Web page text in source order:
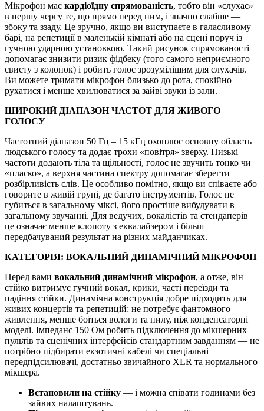
Мікрофон має кардіоїдну спрямованість, тобто він «слухає»
в першу чергу те, що прямо перед ним, і значно слабше —
збоку та ззаду. Це зручно, якщо ви виступаєте в галасливому
барі, на репетиції в маленькій кімнаті або на сцені поруч із
гучною ударною установкою. Такий рисунок спрямованості
допомагає знизити ризик фідбеку (того самого неприємного
свисту з колонок) і робить голос зрозумілішим для слухачів.
Ви можете тримати мікрофон близько до рота, спокійно
рухатися і менше хвилюватися за зайві звуки із зали.
ШИРОКИЙ ДІАПАЗОН ЧАСТОТ ДЛЯ ЖИВОГО
ГОЛОСУ
Частотний діапазон 50 Гц – 15 кГц охоплює основну область
людського голосу та додає трохи «повітря» зверху. Низькі
частоти додають тіла та щільності, голос не звучить тонко чи
«пласко», а верхня частина спектру допомагає зберегти
розбірливість слів. Це особливо помітно, якщо ви співаєте або
говорите в живій групі, де багато інструментів. Голос не
губиться в загальному міксі, його простіше вибудувати в
загальному звучанні. Для ведучих, вокалістів та стендаперів
це означає менше клопоту з еквалайзером і більш
передбачуваний результат на різних майданчиках.
КАТЕГОРІЯ: ВОКАЛЬНИЙ ДИНАМІЧНИЙ МІКРОФОН
Перед вами вокальний динамічний мікрофон, а отже, він
стійко витримує гучний вокал, крики, часті переїзди та
падіння стійки. Динамічна конструкція добре підходить для
живих концертів та репетицій: не потребує фантомного
живлення, менше боїться вологи та пилу, ніж конденсаторні
моделі. Імпеданс 150 Ом робить підключення до мікшерних
пультів та сценічних інтерфейсів стандартним завданням — не
потрібно підбирати екзотичні кабелі чи спеціальні
передпідсилювачі, достатньо звичайного XLR та нормального
мікшера.
Встановили на стійку — і можна співати годинами без
зайвих налаштувань.